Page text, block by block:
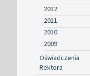
2012
2011
2010
2009
Oświadczenia
Rektora